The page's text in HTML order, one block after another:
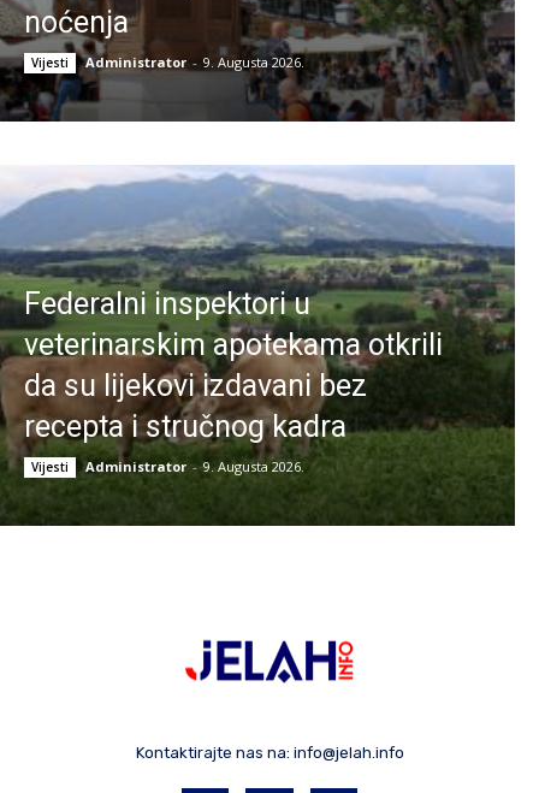
noćenja
Vijesti Administrator - 9. Augusta 2026.
Federalni inspektori u
veterinarskim apotekama otkrili
da su lijekovi izdavani bez
recepta i stručnog kadra
Vijesti Administrator - 9. Augusta 2026.
Kontaktirajte nas na: info@jelah.info